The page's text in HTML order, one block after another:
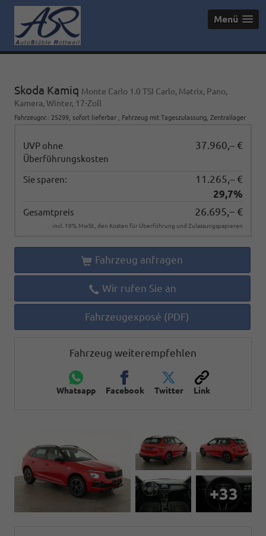
Menü
Skoda Kamiq Monte Carlo 1.0 TSI Carlo, Matrix, Pano,
Kamera, Winter, 17-Zoll
Fahrzeugnr. : 25299 sofort lieferbar Fahrzeug mit Tageszulassung , Zentrallager
UVP ohne
Überführungskosten
37.960,– €
Sie sparen:
11.265,– €
29,7%
Gesamtpreis 26.695,– €
incl. 19% MwSt., den Kosten für Überführung und Zulassungspapieren
Fahrzeug anfragen
Wir rufen Sie an
Fahrzeugexposé (PDF)
Fahrzeug weiterempfehlen
Whatsapp Facebook Twitter Link
+33